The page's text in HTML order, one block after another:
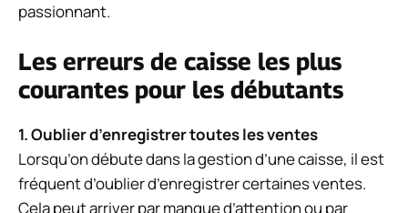
passionnant.
Les erreurs de caisse les plus
courantes pour les débutants
1. Oublier d’enregistrer toutes les ventes
Lorsqu’on débute dans la gestion d’une caisse, il est
fréquent d’oublier d’enregistrer certaines ventes.
Cela peut arriver par manque d’attention ou par